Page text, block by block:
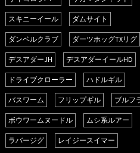
スキニーイール ダムサイト
ダンベルクラブ ダーツホッグTXリグ
デスアダーJH デスアダーイールHD
ドライブクローラー ハドルギル
バスワーム フリップギル ブルフ
ボウワームヌードル ムシ系ルアー
ラバージグ レイジースイマー